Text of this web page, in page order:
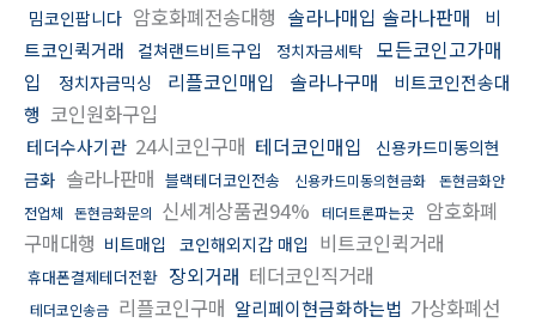
밈코인팝니다 암호화폐전송대행 솔라나매입 솔라나판매
비
트코인퀵거래
컬쳐랜드비트구입 정치자금세탁
모든코인고가매
입
정치자금믹싱 리플코인매입 솔라나구매
비트코인전송대
행 코인원화구입
테더수사기관 24시코인구매 테더코인매입
신용카드미동의현
금화 솔라나판매 블랙테더코인전송 신용카드미동의현금화
돈현금화안
전업체 돈현금화문의 신세계상품권94% 테더트론파는곳
암호화폐
구매대행 비트매입 코인해외지갑 매입 비트코인퀵거래
휴대폰결제테더전환 장외거래 테더코인직거래
테더코인송금 리플코인구매 알리페이현금화하는법 가상화폐선